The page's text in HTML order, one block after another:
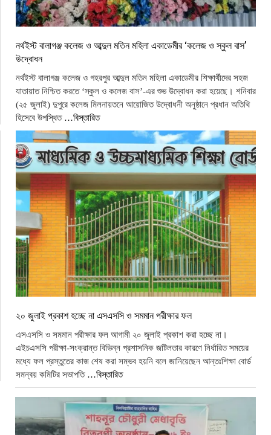
নর্থইস্ট বালাগঞ্জ কলেজ ও আব্দুল মতিন মহিলা একাডেমীর ‘কলেজ ও স্কুল বাস’
উদ্বোধন
নর্থইস্ট বালাগঞ্জ কলেজ ও গহরপুর আব্দুল মতিন মহিলা একাডেমীর শিক্ষার্থীদের সহজ
যাতায়াত নিশ্চিত করতে ‘স্কুল ও কলেজ বাস’-এর শুভ উদ্বোধন করা হয়েছে। শনিবার
(২৫ জুলাই) দুপুরে কলেজ মিলনায়তনে আয়োজিত উদ্বোধনী অনুষ্ঠানে প্রধান অতিথি
হিসেবে উপস্থিত …বিস্তারিত
২০ জুলাই প্রকাশ হচ্ছে না এসএসসি ও সমমান পরীক্ষার ফল
এসএসসি ও সমমান পরীক্ষার ফল আগামী ২০ জুলাই প্রকাশ করা হচ্ছে না।
এইচএসসি পরীক্ষা-সংক্রান্ত বিভিন্ন প্রশাসনিক জটিলতার কারণে নির্ধারিত সময়ের
মধ্যে ফল প্রস্তুতের কাজ শেষ করা সম্ভব হয়নি বলে জানিয়েছেন আন্তঃশিক্ষা বোর্ড
সমন্বয় কমিটির সভাপতি …বিস্তারিত